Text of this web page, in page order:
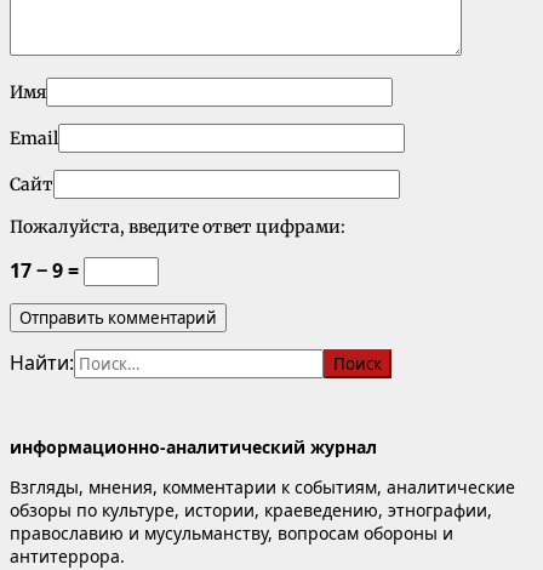
Имя
Email
Сайт
Пожалуйста, введите ответ цифрами:
17 − 9 =
Найти:
информационно-аналитический журнал
Взгляды, мнения, комментарии к событиям, аналитические
обзоры по культуре, истории, краеведению, этнографии,
православию и мусульманству, вопросам обороны и
антитеррора.